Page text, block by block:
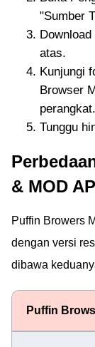
"Sumber
atas.
Kunjungi
Browser
perangkat.
Tunggu
& MOD
Puffin Browers
dengan versi
dibawa
Puffin